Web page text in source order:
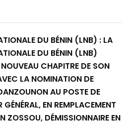
DU BÉNIN (LNB) : LA
DU BÉNIN (LNB)
CHAPITRE DE SON
LA NOMINATION DE
AU POSTE DE
GÉNÉRAL, EN REMPLACEMENT
ZOSSOU, DÉMISSIONNAIRE EN